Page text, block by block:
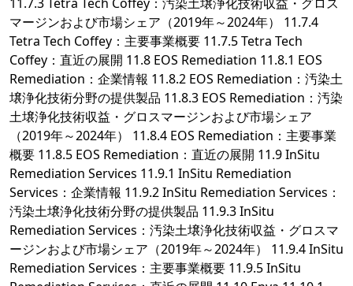
マージンおよび市場シェア（2019年～2024年） 11.7.4
Tetra Tech Coffey：主要事業概要 11.7.5 Tetra Tech
Coffey：直近の展開 11.8 EOS Remediation 11.8.1 EOS
Remediation：企業情報 11.8.2 EOS Remediation：汚染土
壌浄化技術分野の提供製品 11.8.3 EOS Remediation：汚染
土壌浄化技術収益・グロスマージンおよび市場シェア
（2019年～2024年） 11.8.4 EOS Remediation：主要事業
概要 11.8.5 EOS Remediation：直近の展開 11.9 InSitu
Remediation Services 11.9.1 InSitu Remediation
Services：企業情報 11.9.2 InSitu Remediation Services：
汚染土壌浄化技術分野の提供製品 11.9.3 InSitu
Remediation Services：汚染土壌浄化技術収益・グロスマ
ージンおよび市場シェア（2019年～2024年） 11.9.4 InSitu
Remediation Services：主要事業概要 11.9.5 InSitu